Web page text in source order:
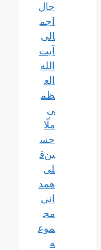
حال
اجم
الی
آیت‌
الله‌
الع
ظم
ی
ملّا
حس
ین‌ق
لی
همد
انی
مج
موع
ه